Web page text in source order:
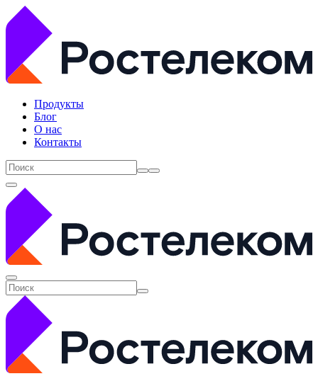
Продукты
Блог
О нас
Контакты